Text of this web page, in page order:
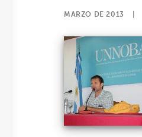
MARZO DE 2013